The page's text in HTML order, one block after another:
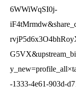
6WWiWqSI0j-
-1333-4e61-903d-